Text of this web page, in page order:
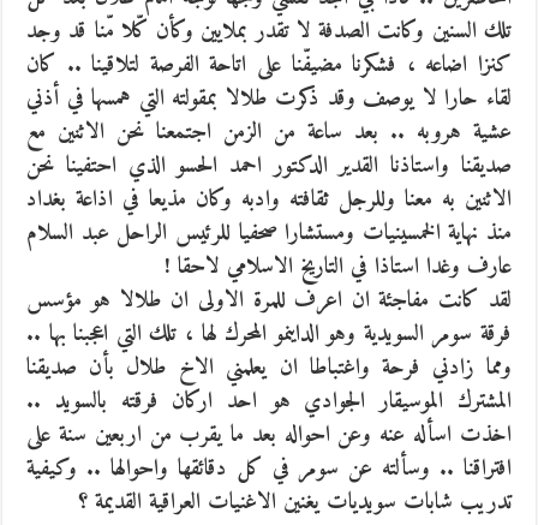
تلك السنين وكانت الصدفة لا تقدر بملايين وكأن كّلا مّنا قد وجد
كنزا اضاعه ، فشكرنا مضيفّنا على اتاحة الفرصة لتلاقينا .. كان
لقاء حارا لا يوصف وقد ذكرت طلالا بمقولته التي همسها في أذني
عشية هروبه .. بعد ساعة من الزمن اجتمعنا نحن الاثنين مع
صديقنا واستاذنا القدير الدكتور احمد الحسو الذي احتفينا نحن
الاثنين به معنا وللرجل ثقافته وادبه وكان مذيعا في اذاعة بغداد
منذ نهاية الخمسينيات ومستشارا صحفيا للرئيس الراحل عبد السلام
عارف وغدا استاذا في التاريخ الاسلامي لاحقا !
لقد كانت مفاجئة ان اعرف للمرة الاولى ان طلالا هو مؤسس
فرقة سومر السويدية وهو الداينمو المحرك لها ، تلك التي اعجبنا بها ..
ومما زادني فرحة واغتباطا ان يعلمني الاخ طلال بأن صديقنا
المشترك الموسيقار الجوادي هو احد اركان فرقته بالسويد ..
اخذت اسأله عنه وعن احواله بعد ما يقرب من اربعين سنة على
افتراقنا .. وسألته عن سومر في كل دقائقها واحوالها .. وكيفية
تدريب شابات سويديات يغنين الاغنيات العراقية القديمة ؟